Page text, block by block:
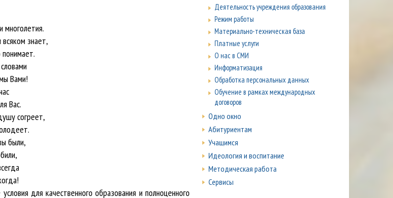
знает,
для качественного образования и полноценного
Деятельность учреждения образования
Режим работы
Материально-техническая база
Платные услуги
О нас в СМИ
Информатизация
Обработка персональных данных
Обучение в рамках международных
договоров
Одно окно
Абитуриентам
Учащимся
Идеология и воспитание
Методическая работа
Сервисы